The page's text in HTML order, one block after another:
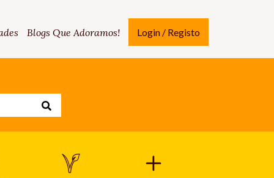
Blogs Que Adoramos! Login / Registo